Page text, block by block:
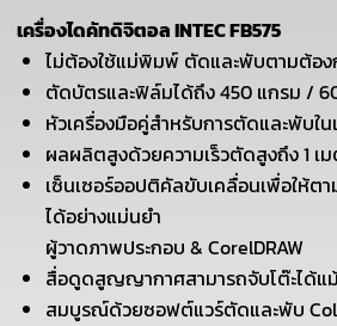
เครื่องไดคัทดิจิตอล INTEC FB575
ไม่ต้องใช้แม่พิมพ์ ตัดและพับตามต้อง
ตัดบัตรและฟิล์มได้ถึง 450 แกรม /
หัวเครื่องมือคู่สำหรับการตัดและพับใน
ผลผลิตสูงด้วยความเร็วตัดสูงถึง 1 เม
เซ็นเซอร์ออปติคัลขับเคลื่อนเพื่อให้ต
ได้อย่างแม่นยำ
ผู้วาดภาพประกอบ & CorelDRAW
สื่อดูดสูญญากาศสามารถจับโต๊ะได้แ
สมบูรณ์ด้วยซอฟต์แวร์ตัดและพับ